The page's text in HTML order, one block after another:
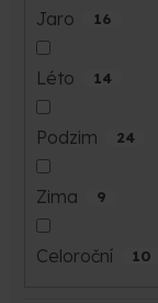
Jaro 16
Léto 14
Podzim 24
Zima 9
Celoroční 10